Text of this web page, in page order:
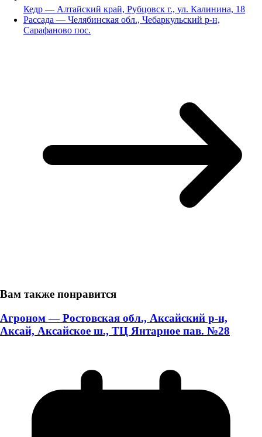
Кедр — Алтайский край, Рубцовск г., ул. Калинина, 18
Рассада — Челябинская обл., Чебаркульский р-н,
Сарафаново пос.
Вам также понравится
Агроном — Ростовская обл., Аксайский р-н,
Аксай, Аксайское ш., ТЦ Янтарное пав. №28